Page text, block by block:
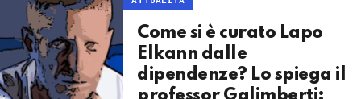
Come si è curato Lapo
Elkann dalle
dipendenze? Lo spiega il